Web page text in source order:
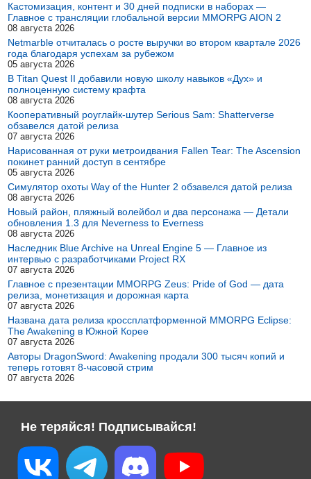
Кастомизация, контент и 30 дней подписки в наборах —
Главное с трансляции глобальной версии MMORPG AION 2
08 августа 2026
Netmarble отчиталась о росте выручки во втором квартале 2026
года благодаря успехам за рубежом
05 августа 2026
В Titan Quest II добавили новую школу навыков «Дух» и
полноценную систему крафта
08 августа 2026
Кооперативный роуглайк-шутер Serious Sam: Shatterverse
обзавелся датой релиза
07 августа 2026
Нарисованная от руки метроидвания Fallen Tear: The Ascension
покинет ранний доступ в сентябре
05 августа 2026
Симулятор охоты Way of the Hunter 2 обзавелся датой релиза
08 августа 2026
Новый район, пляжный волейбол и два персонажа — Детали
обновления 1.3 для Neverness to Everness
08 августа 2026
Наследник Blue Archive на Unreal Engine 5 — Главное из
интервью с разработчиками Project RX
07 августа 2026
Главное с презентации MMORPG Zeus: Pride of God — дата
релиза, монетизация и дорожная карта
07 августа 2026
Названа дата релиза кроссплатформенной MMORPG Eclipse:
The Awakening в Южной Корее
07 августа 2026
Авторы DragonSword: Awakening продали 300 тысяч копий и
теперь готовят 8-часовой стрим
07 августа 2026
Не теряйся! Подписывайся!